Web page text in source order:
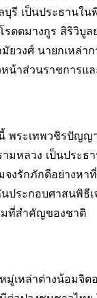
รี เป็นประธานใน
ตตมางกูร สิริวิบู
วงศ์ นายกเหล่า
น้าส่วนราชการแล
พระเทพวชิรปัญ
มหลวง เป็นประธ
จงรักภักดีอย่างห
นประกอบศาสนพิ
ที่สำคัญของชาติ
มู่เหล่าต่างน้อมจิ